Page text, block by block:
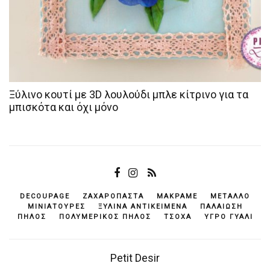
Ξύλινο κουτί με 3D λουλούδι μπλε κίτρινο για τα
μπισκότα και όχι μόνο
DECOUPAGE ΖΑΧΑΡΌΠΑΣΤΑ ΜΑΚΡΑΜΈ
ΜΈΤΑΛΛΟ
ΜΙΝΙΑΤΟΎΡΕΣ
ΞΎΛΙΝΑ ΑΝΤΙΚΕΊΜΕΝΆ
ΠΑΛΑΊΩΣΗ
ΠΗΛΌΣ
ΠΟΛΥΜΕΡΙΚΌΣ ΠΗΛΌΣ ΤΣΌΧΑ ΥΓΡΌ ΓΥΑΛΊ
Petit Desir